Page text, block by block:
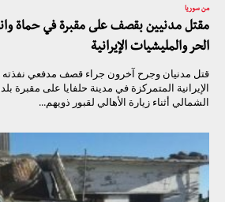
من سوريا
مقتل مدنيين بقصف على مقبرة في حماة
الحر والمليشيات الإيرانية
قتل مدنيان وجرح آخرون جراء قصف مدفعي نفذته
الإيرانية المتمركزة في مدينة حلفايا على مقبرة
الشمالي أثناء زيارة الأهالي لقبور ذويهم...